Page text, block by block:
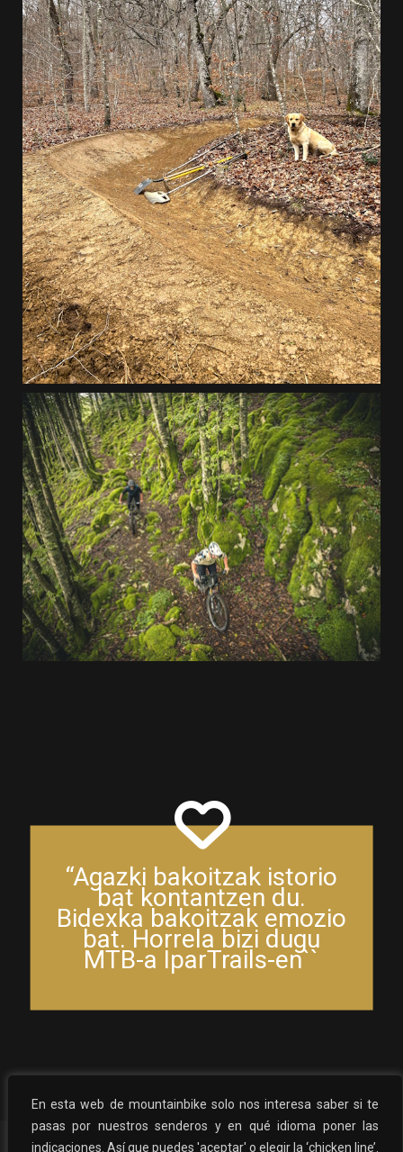
En esta web de mountainbike solo nos interesa saber si te
pasas por nuestros senderos y en qué idioma poner las
indicaciones. Así que puedes 'aceptar' o elegir la ‘chicken line’.
“Agazki bakoitzak istorio
bat kontantzen du.
Bidexka bakoitzak emozio
bat. Horrela bizi dugu
MTB-a IparTrails-en``